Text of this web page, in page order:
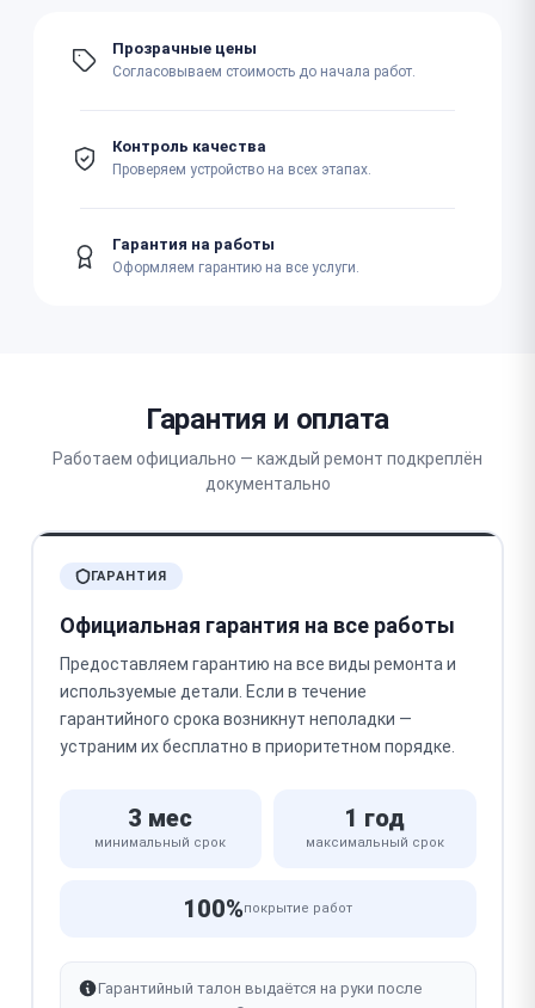
Прозрачные цены
Согласовываем стоимость до начала работ.
Контроль качества
Проверяем устройство на всех этапах.
Гарантия на работы
Оформляем гарантию на все услуги.
Гарантия и оплата
Работаем официально — каждый ремонт подкреплён
документально
ГАРАНТИЯ
Официальная гарантия на все работы
Предоставляем гарантию на все виды ремонта и
используемые детали. Если в течение
гарантийного срока возникнут неполадки —
устраним их бесплатно в приоритетном порядке.
3 мес
минимальный срок
1 год
максимальный срок
100%покрытие работ
Гарантийный талон выдаётся на руки после